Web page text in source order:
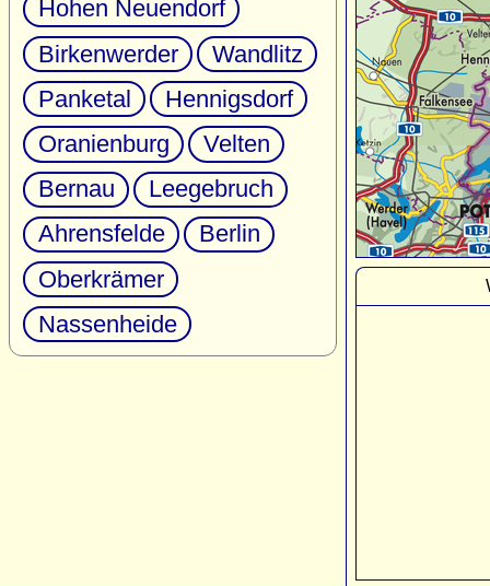
Hohen Neuendorf
Birkenwerder
Wandlitz
Panketal
Hennigsdorf
Oranienburg
Velten
Bernau
Leegebruch
Ahrensfelde
Berlin
Oberkrämer
Nassenheide